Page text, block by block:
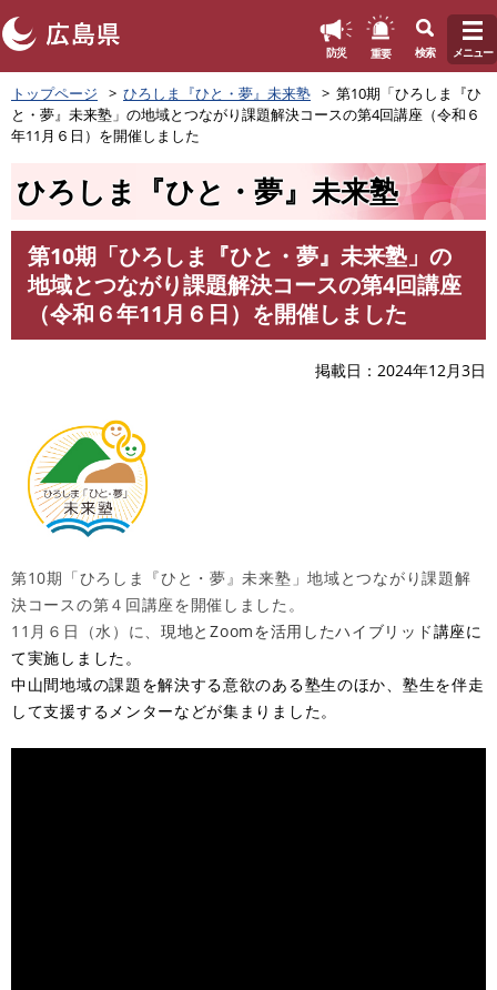
ペ
ー
ジ
防災 重要 検索 メニュー
トップページ ひろしま『ひと・夢』未来塾
第10期「ひろしま『ひ
と・夢』未来塾」の地域とつながり課題解決コースの第4回講座（令和６
年11月６日）を開催しました
ひろしま『ひと・夢』未来塾
第10期「ひろしま『ひと・夢』未来塾」の
地域とつながり課題解決コースの第4回講座
（令和６年11月６日）を開催しました
掲載日 2024年12月3日
第10期「ひろしま『ひと・夢』未来塾」地域とつながり課題解
決コースの第４回講座を開催しました。
11月６日（水）に、 現地とZoomを活用したハイブリッド講座に
て実施しました。​
中山間地域の課題を解決する意欲のある塾生のほか、塾生を伴走
して支援するメンターなどが集まりました。